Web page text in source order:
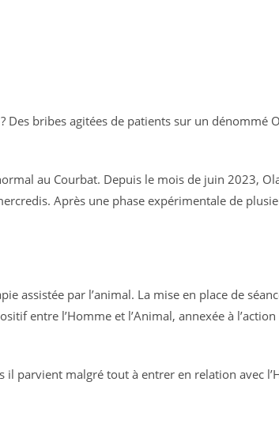
Des bribes agitées de patients sur un
au Courbat. Depuis le mois de juin 2023,
Après une phase expérimentale de
assistée par l’animal. La mise en place de
entre l’Homme et l’Animal, annexée à
parvient malgré tout à entrer en relation avec